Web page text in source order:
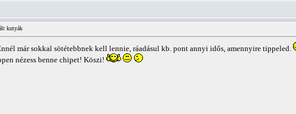
kutyák
már sokkal sötétebbnek kell lennie, ráadásul kb. pont annyi idős, amennyire tippeled.
nézess benne chipet! Köszi!